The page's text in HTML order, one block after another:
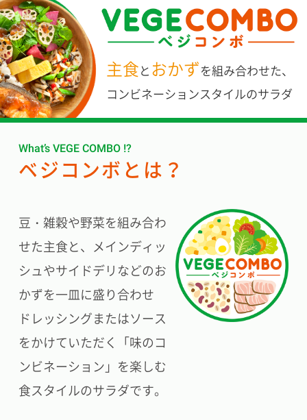
主食と おかずを組み合わせた、
コンビネーションスタイルのサラダ
What’s VEGE COMBO !?
ベジコンボとは？
豆・雑穀や野菜を組み合わ
せた主食と、 メインディッ
シュやサイドデリなどのお
かずを一皿に盛り合わせ
ドレッシングまたはソース
をかけていただく 「味のコ
ンビネーション」を楽しむ
食スタイルのサラダです。